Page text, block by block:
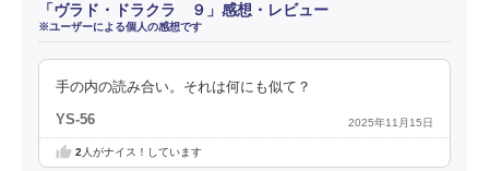
「ヴラド・ドラクラ ９」感想・レビュー
※ユーザーによる個人の感想です
手の内の読み合い。それは何にも似て？
YS-56 2025年11月15日
2 人がナイス！しています